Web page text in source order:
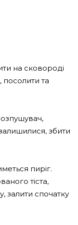
на сковороді
посолити та
збити
пиріг.
тіста,
залити спочатку